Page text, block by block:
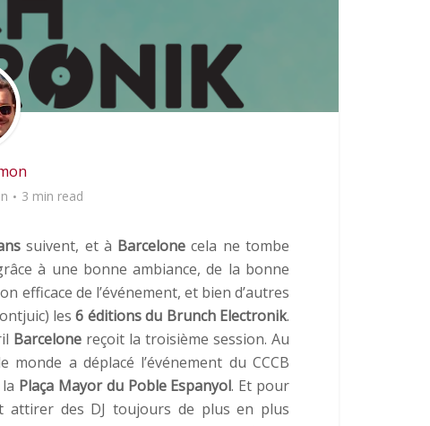
3 min read
suivent, et à Barcelone cela ne tombe
à une bonne ambiance, de la bonne
efficace de l’événement, et bien d’autres
les6 éditions du Brunch Electronik.
Barcelonereçoit la troisième session. Au
a déplacé l’événement du CCCB
Plaça Mayor du Poble Espanyol. Et pour
attirer des DJ toujours de plus en plus